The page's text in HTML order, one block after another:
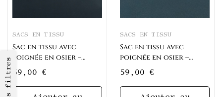
Les filtres
SACS EN TISSU
Sac en tissu avec
poignée en osier –
Motif Totem
59,00 €
SACS EN TISSU
Sac en tissu avec
poignée en osier –
Motif trait
59,00 €